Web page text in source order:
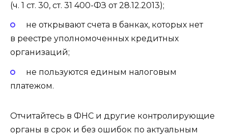
(ч. 1 ст. 30, ст. 31 400-ФЗ от 28.12.2013);
не открывают счета в банках, которых нет
в реестре уполномоченных кредитных
организаций;
не пользуются единым налоговым
платежом.
Отчитайтесь в ФНС и другие контролирующие
органы в срок и без ошибок по актуальным